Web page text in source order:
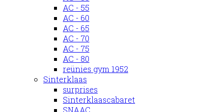
AC - 55
AC - 60
AC - 65
AC - 70
AC - 75
AC - 80
reünies gym 1952
Sinterklaas
surprises
Sinterklaascabaret
SNAAC